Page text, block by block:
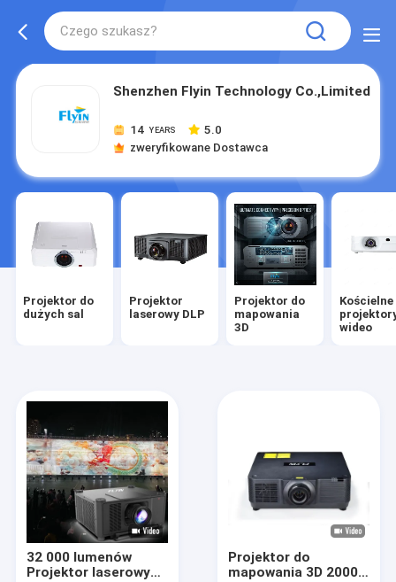
Shenzhen Flyin Technology Co.,Limited
14 YEARS
5.0
zweryfikowane Dostawca
Projektor do
dużych sal
Projektor
laserowy DLP
Projektor do
mapowania
3D
Kościelne
wideo
32 000 lumenów
Projektor laserowy
Projektor do
mapowania 3D 20000